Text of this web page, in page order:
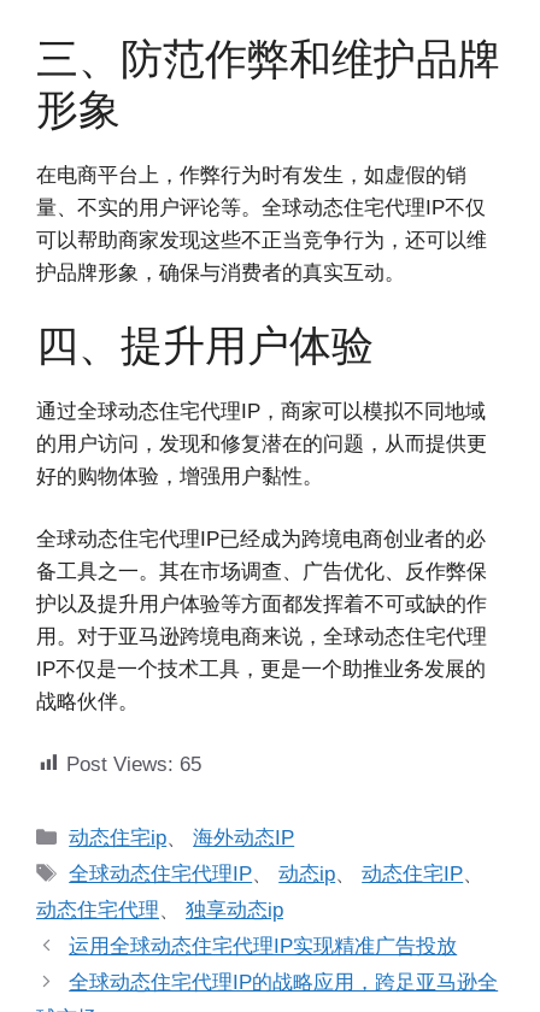
三、防范作弊和维护品牌
形象
在电商平台上，作弊行为时有发生，如虚假的销
量、不实的用户评论等。全球动态住宅代理IP不仅
可以帮助商家发现这些不正当竞争行为，还可以维
护品牌形象，确保与消费者的真实互动。
四、提升用户体验
通过全球动态住宅代理IP，商家可以模拟不同地域
的用户访问，发现和修复潜在的问题，从而提供更
好的购物体验，增强用户黏性。
全球动态住宅代理IP已经成为跨境电商创业者的必
备工具之一。其在市场调查、广告优化、反作弊保
护以及提升用户体验等方面都发挥着不可或缺的作
用。对于亚马逊跨境电商来说，全球动态住宅代理
IP不仅是一个技术工具，更是一个助推业务发展的
战略伙伴。
Post Views: 65
分
类
动态住宅ip、海外动态IP
标
签
全球动态住宅代理IP、动态ip、动态住宅IP、
动态住宅代理、 独享动态ip
运用全球动态住宅代理IP实现精准广告投放
全球动态住宅代理IP的战略应用，跨足亚马逊全